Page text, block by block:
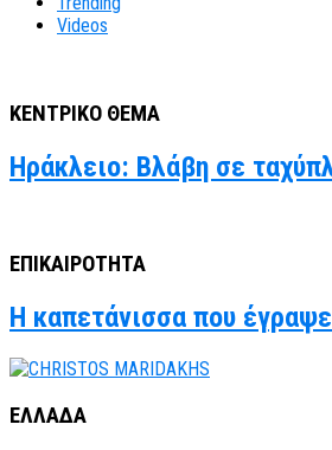
Videos
ΚΕΝΤΡΙΚΟ ΘΕΜΑ
Ηράκλειο: Βλάβη σε
ΕΠΙΚΑΙΡΟΤΗΤΑ
Η καπετάνισσα που
ΕΛΛΑΔΑ